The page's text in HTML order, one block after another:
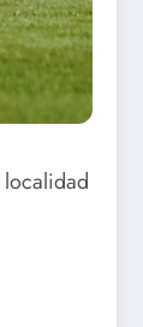
localidad